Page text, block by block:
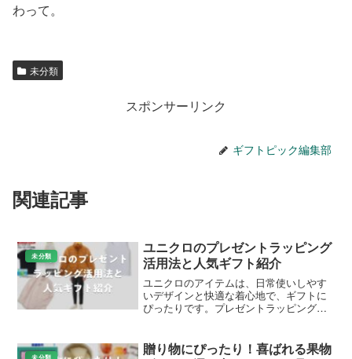
わって。
未分類
スポンサーリンク
ギフトピック編集部
関連記事
未分類
ユニクロのプレゼントラッピング
活用法と人気ギフト紹介
ユニクロのアイテムは、日常使いしやす
いデザインと快適な着心地で、ギフトに
ぴったりです。プレゼントラッピングサ
クロ プレゼント ラッピングの魅力を詳し
贈り物にぴったり！喜ばれる果物